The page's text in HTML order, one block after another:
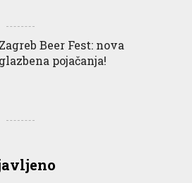
Zagreb Beer Fest: nova
glazbena pojačanja!